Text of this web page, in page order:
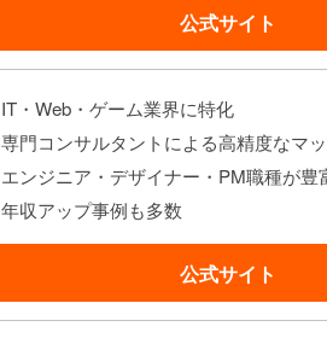
公式サイト
IT・Web・ゲーム業界に特化
専門コンサルタントによる高精度なマ
エンジニア・デザイナー・PM職種が豊
年収アップ事例も多数
公式サイト